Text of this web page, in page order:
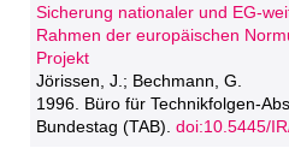
Sicherung nationaler und EG-
Rahmen der europäischen
Projekt
Jörissen, J.; Bechmann, G.
1996. Büro für Technikfolgen-
Bundestag (TAB). doi:10.5445/